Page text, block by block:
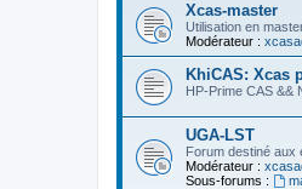
Xcas-master
Utilisation en
Modérateur :
KhiCAS: Xcas
HP-Prime CAS &&
UGA-LST
Forum destiné aux
Modérateur :
Sous-forums :